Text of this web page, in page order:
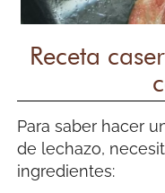
Receta
Para saber hacer
de lechazo,
ingredientes: